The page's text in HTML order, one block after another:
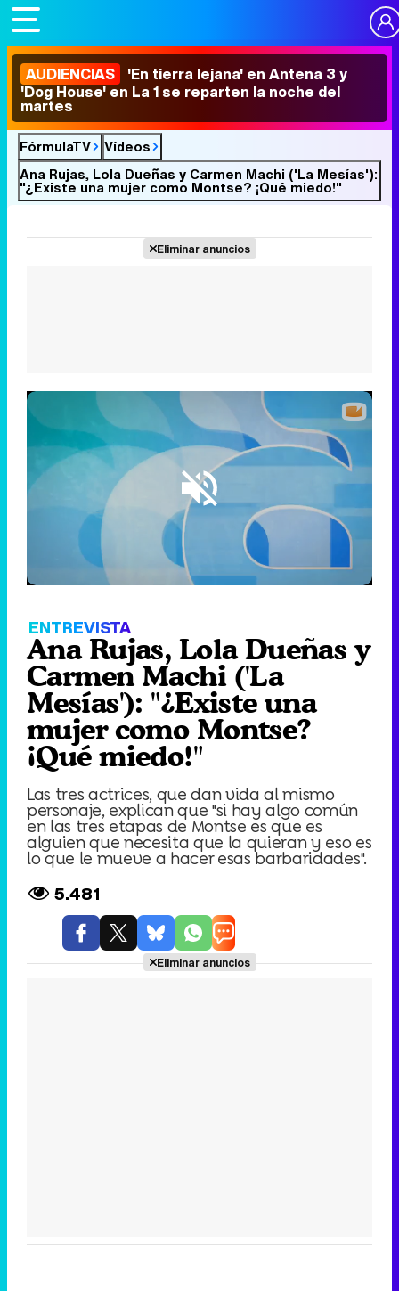
AUDIENCIAS 'En tierra lejana' en Antena 3 y
'Dog House' en La 1 se reparten la noche del
martes
FórmulaTV
Vídeos
Ana Rujas, Lola Dueñas y Carmen Machi ('La Mesías'):
"¿Existe una mujer como Montse? ¡Qué miedo!"
Eliminar anuncios
Unmute
ENTREVISTA
Ana Rujas, Lola Dueñas y
Carmen Machi ('La
Mesías'): "¿Existe una
mujer como Montse?
¡Qué miedo!"
Las tres actrices, que dan vida al mismo
personaje, explican que "si hay algo común
en las tres etapas de Montse es que es
alguien que necesita que la quieran y eso es
lo que le mueve a hacer esas barbaridades".
5.481
Eliminar anuncios